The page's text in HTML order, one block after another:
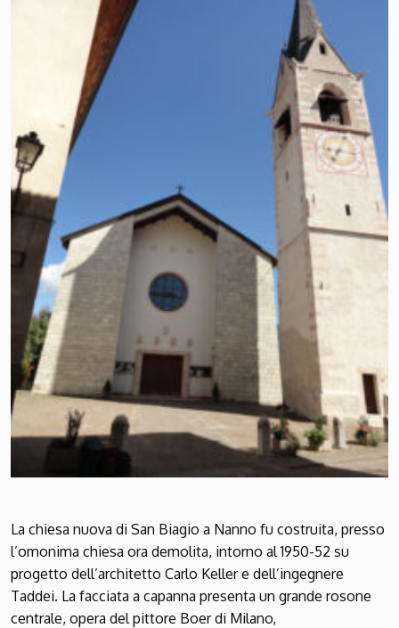
La chiesa nuova di San Biagio a Nanno fu costruita, presso
l’omonima chiesa ora demolita, intorno al 1950-52 su
progetto dell’architetto Carlo Keller e dell’ingegnere
Taddei. La facciata a capanna presenta un grande rosone
centrale, opera del pittore Boer di Milano,